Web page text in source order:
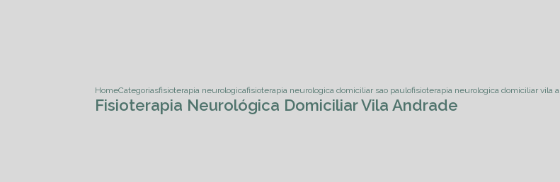
HomeCategoriasfisioterapia neurologicafisioterapia neurologica domiciliar sao paulofisioterapia neurologica domiciliar vila
Fisioterapia Neurológica Domiciliar Vila Andrade